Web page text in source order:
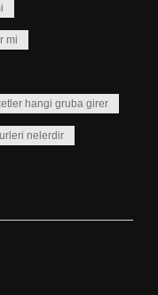
mi
hangi gruba girer
nelerdir